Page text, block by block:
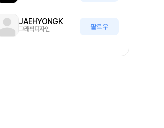
JAEHYONGK
그래픽디자인 팔로우